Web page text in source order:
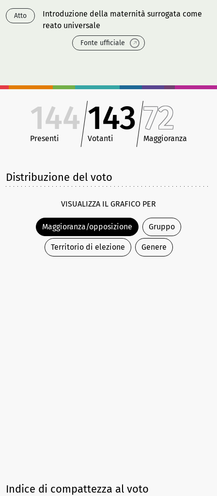
Atto
Introduzione della maternità surrogata come
reato universale
Fonte ufficiale
144
Presenti
143
Votanti
72
Maggioranza
Distribuzione del voto
VISUALIZZA IL GRAFICO PER
Maggioranza/opposizione Gruppo
Territorio di elezione Genere
Indice di compattezza al voto